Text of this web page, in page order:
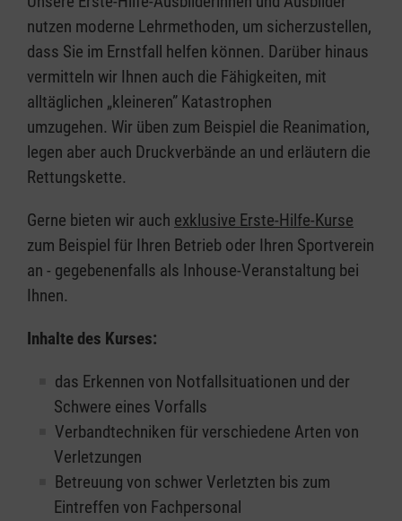
nutzen moderne Lehrmethoden, um sicherzustellen,
dass Sie im Ernstfall helfen können. Darüber hinaus
vermitteln wir Ihnen auch die Fähigkeiten, mit
alltäglichen „kleineren” Katastrophen
umzugehen. Wir üben zum Beispiel die Reanimation,
legen aber auch Druckverbände an und erläutern die
Rettungskette.
Gerne bieten wir auch exklusive Erste-Hilfe-Kurse
zum Beispiel für Ihren Betrieb oder Ihren Sportverein
an - gegebenenfalls als Inhouse-Veranstaltung bei
Ihnen.
Inhalte des Kurses:
das Erkennen von Notfallsituationen und der
Schwere eines Vorfalls
Verbandtechniken für verschiedene Arten von
Verletzungen
Betreuung von schwer Verletzten bis zum
Eintreffen von Fachpersonal